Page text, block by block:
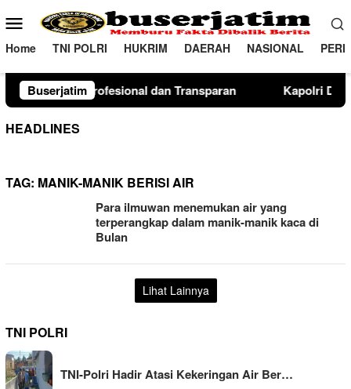
ke
konten
Menu
Mobile
Home TNI POLRI HUKRIM DAERAH NASIONAL
Buserjatim
dan Transparan Kapolri Dukung Dialog
HEADLINES
TAG: MANIK-MANIK BERISI AIR
Para ilmuwan menemukan air yang
terperangkap dalam manik-manik kaca di
Bulan
Lihat Lainnya
TNI POLRI
TNI-Polri Hadir Atasi Kekeringan Air Ber…